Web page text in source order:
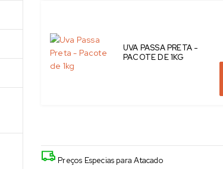
UVA PASSA PRETA -
PACOTE DE 1KG
Preços Especias para Atacado